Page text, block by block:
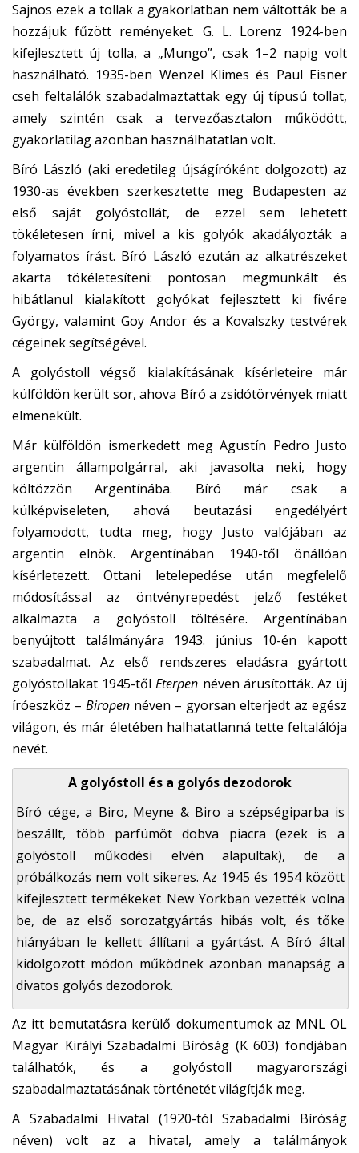
Sajnos ezek a tollak a gyakorlatban nem váltották be a
hozzájuk fűzött reményeket. G. L. Lorenz 1924-ben
kifejlesztett új tolla, a „Mungo”, csak 1–2 napig volt
használható. 1935-ben Wenzel Klimes és Paul Eisner
cseh feltalálók szabadalmaztattak egy új típusú tollat,
amely szintén csak a tervezőasztalon működött,
gyakorlatilag azonban használhatatlan volt.
Bíró László (aki eredetileg újságíróként dolgozott) az
1930-as években szerkesztette meg Budapesten az
első saját golyóstollát, de ezzel sem lehetett
tökéletesen írni, mivel a kis golyók akadályozták a
folyamatos írást. Bíró László ezután az alkatrészeket
akarta tökéletesíteni: pontosan megmunkált és
hibátlanul kialakított golyókat fejlesztett ki fivére
György, valamint Goy Andor és a Kovalszky testvérek
cégeinek segítségével.
A golyóstoll végső kialakításának kísérleteire már
külföldön került sor, ahova Bíró a zsidótörvények miatt
elmenekült.
Már külföldön ismerkedett meg Agustín Pedro Justo
argentin állampolgárral, aki javasolta neki, hogy
költözzön Argentínába. Bíró már csak a
külképviseleten, ahová beutazási engedélyért
folyamodott, tudta meg, hogy Justo valójában az
argentin elnök. Argentínában 1940-től önállóan
kísérletezett. Ottani letelepedése után megfelelő
módosítással az öntvényrepedést jelző festéket
alkalmazta a golyóstoll töltésére. Argentínában
benyújtott találmányára 1943. június 10-én kapott
szabadalmat. Az első rendszeres eladásra gyártott
golyóstollakat 1945-tőlEterpen néven árusították. Az új
íróeszköz – Biropen néven – gyorsan elterjedt az egész
világon, és már életében halhatatlanná tette feltalálója
nevét.
A golyóstoll és a golyós dezodorok
Bíró cége, a Biro, Meyne & Biro a szépségiparba is
beszállt, több parfümöt dobva piacra (ezek is a
golyóstoll működési elvén alapultak), de a
próbálkozás nem volt sikeres. Az 1945 és 1954 között
kifejlesztett termékeket New Yorkban vezették volna
be, de az első sorozatgyártás hibás volt, és tőke
hiányában le kellett állítani a gyártást. A Bíró által
kidolgozott módon működnek azonban manapság a
divatos golyós dezodorok.
Az itt bemutatásra kerülő dokumentumok az MNL OL
Magyar Királyi Szabadalmi Bíróság (K 603) fondjában
találhatók, és a golyóstoll magyarországi
szabadalmaztatásának történetét világítják meg.
A Szabadalmi Hivatal (1920-tól Szabadalmi Bíróság
néven) volt az a hivatal, amely a találmányok